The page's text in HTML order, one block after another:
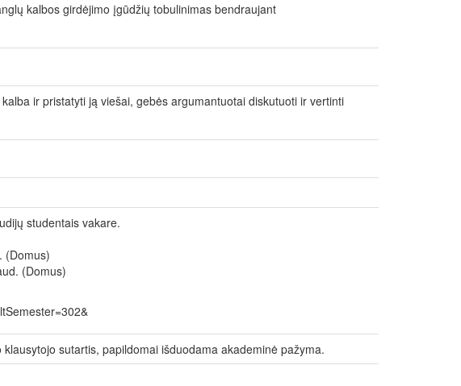
kalbos girdėjimo įgūdžių tobulinimas bendraujant
ir pristatyti ją viešai, gebės argumantuotai diskutuoti ir vertinti
studentais vakare.
(Domus)
(Domus)
sutartis, papildomai išduodama akademinė pažyma.